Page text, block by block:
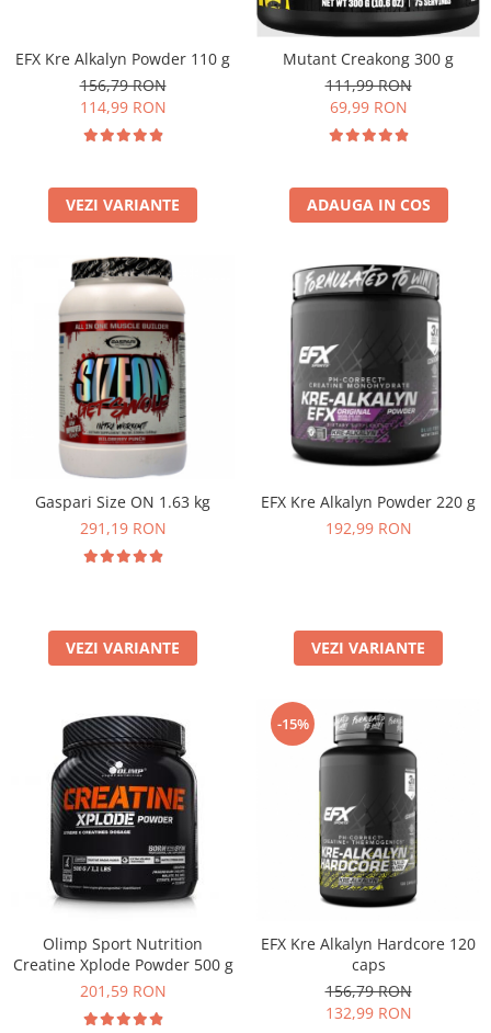
EFX Kre Alkalyn Powder 110 g
156,79 RON
114,99 RON
VEZI VARIANTE
Mutant Creakong 300 g
111,99 RON
69,99 RON
ADAUGA IN COS
Gaspari Size ON 1.63 kg
291,19 RON
VEZI VARIANTE
EFX Kre Alkalyn Powder 220 g
192,99 RON
VEZI VARIANTE
Olimp Sport Nutrition
Creatine Xplode Powder 500 g
201,59 RON
-15%
EFX Kre Alkalyn Hardcore 120
caps
156,79 RON
132,99 RON